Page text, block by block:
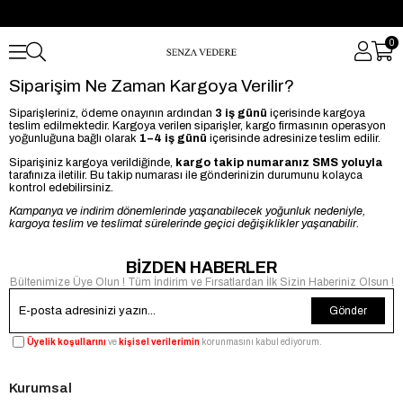
0
Siparişim Ne Zaman Kargoya Verilir?
Siparişleriniz, ödeme onayının ardından 3 iş günü içerisinde kargoya
teslim edilmektedir. Kargoya verilen siparişler, kargo firmasının operasyon
yoğunluğuna bağlı olarak 1–4 iş günü içerisinde adresinize teslim edilir.
Siparişiniz kargoya verildiğinde, kargo takip numaranız SMS yoluyla
tarafınıza iletilir. Bu takip numarası ile gönderinizin durumunu kolayca
kontrol edebilirsiniz.
Kampanya ve indirim dönemlerinde yaşanabilecek yoğunluk nedeniyle,
kargoya teslim ve teslimat sürelerinde geçici değişiklikler yaşanabilir.
BİZDEN HABERLER
Bültenimize Üye Olun ! Tüm İndirim ve Fırsatlardan İlk Sizin Haberiniz Olsun !
Gönder
Üyelik koşullarınıve kişisel verilerimin korunmasını kabul ediyorum.
Kurumsal